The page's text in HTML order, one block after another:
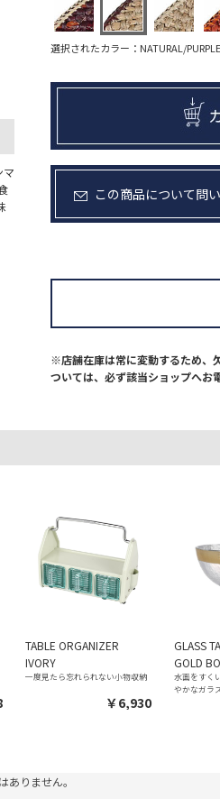
マ
選択されたカラー：NATURAL/
この商品について問
※店舗在庫は常に変動するため、
ついては、必ず該当ショップへお
TABLE ORGANIZER
IVORY
一度見たら忘れられない小物収納
￥6,930
GLASS
GOLD
水面をすく
かなガラ
ありません。